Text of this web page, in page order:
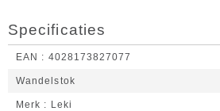
Specificaties
EAN 4028173827077
Wandelstok
Merk Leki